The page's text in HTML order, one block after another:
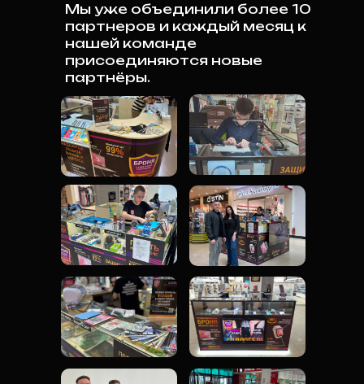
Мы уже объединили более 10
партнеров и каждый месяц к
нашей команде
присоединяются новые
партнёры.